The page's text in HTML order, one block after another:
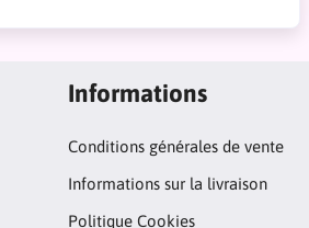
Informations
Conditions générales de vente
Informations sur la livraison
Politique Cookies